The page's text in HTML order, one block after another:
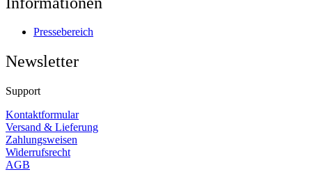
Pressebereich
Newsletter
Support
Kontaktformular
Versand & Lieferung
Zahlungsweisen
Widerrufsrecht
AGB